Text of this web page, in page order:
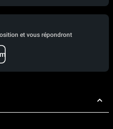
et vous répondront